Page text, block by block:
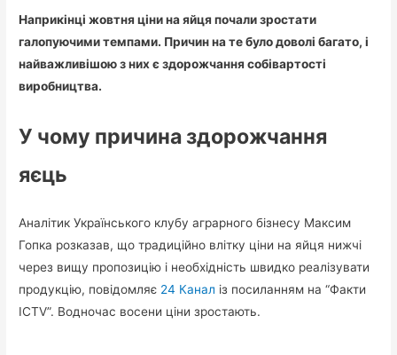
Наприкінці жовтня ціни на яйця почали зростати
галопуючими темпами. Причин на те було доволі багато, і
найважливішою з них є здорожчання собівартості
виробництва.
У чому причина здорожчання
яєць
Аналітик Українського клубу аграрного бізнесу Максим
Гопка розказав, що традиційно влітку ціни на яйця нижчі
через вищу пропозицію і необхідність швидко реалізувати
продукцію, повідомляє 24 Канал із посиланням на “Факти
ICTV”. Водночас восени ціни зростають.